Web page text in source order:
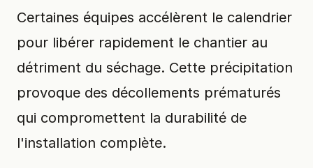
Certaines équipes accélèrent le calendrier
pour libérer rapidement le chantier au
détriment du séchage. Cette précipitation
provoque des décollements prématurés
qui compromettent la durabilité de
l'installation complète.